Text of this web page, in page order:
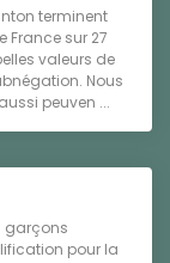
terminent
France sur 27
valeurs de
Nous
peuven ...
garçons
pour la